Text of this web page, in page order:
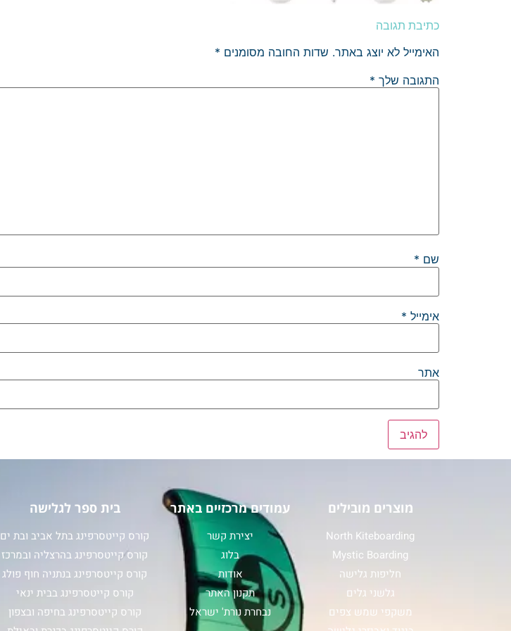
כתיבת תגובה
האימייל לא יוצג באתר. שדות החובה מסומנים *
התגובה שלך *
שם *
אימייל *
אתר
מוצרים מובילים
North Kiteboarding
Mystic Boarding
חליפות גלישה
גלשני גלים
משקפי שמש צפים
עמודים מרכזיים באתר
יצירת קשר
בלוג
אודות
תקנון האתר
נבחרת נורת' ישראל
בית ספר לגלישה
קורס קייטסרפינג בתל אביב ובת ים
קורס קייטסרפינג בהרצליה ובמרכז
קורס קייטסרפינג בנתניה חוף פולג
קורס קייטסרפינג בבית ינאי
קורס קייטסרפינג בחיפה ובצפון